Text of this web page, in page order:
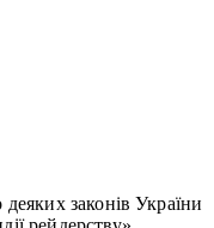
законів України